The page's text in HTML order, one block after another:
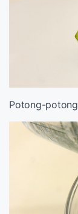
Potong-potong